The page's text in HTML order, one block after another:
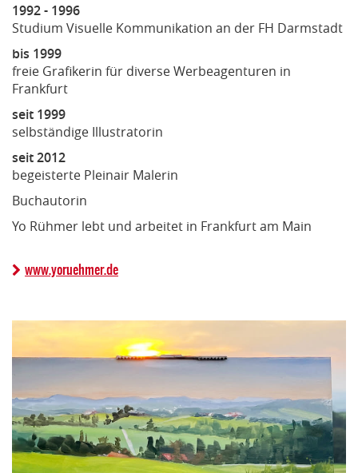
1992 - 1996
Studium Visuelle Kommunikation an der FH Darmstadt
bis 1999
freie Grafikerin für diverse Werbeagenturen in
Frankfurt
seit 1999
selbständige Illustratorin
seit 2012
begeisterte Pleinair Malerin
Buchautorin
Yo Rühmer lebt und arbeitet in Frankfurt am Main
www.yoruehmer.de